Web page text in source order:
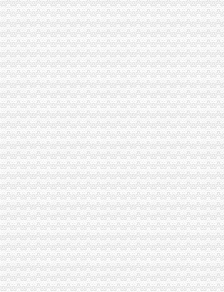
【图】沙坪坝火车站代理注册公司营业执照代理O_重庆工
《途牛发》浪游冲绳感受翡翠七海【多图】_冲绳游记_途牛
【暖秋】（完）我的霓虹国之旅（大阪京都东京）-游山玩水-大众点评
万事通（组图）_网易新闻
注册商标注册申请商标重庆商标注册代理-重庆58同城
万事通(图)_网易新闻
著作权登记代理软件登记代理重庆知识产权今题网
重庆商标转让：房营业执照出租-重庆爱问分类
东硕知识产权事务所专业代理版权登记著作权登记软件登记-一般商
石景山区卫生许可证代理法人变代办-直辖市北京经纪中介信息
银行信贷收紧生掮客：收佣金帮|中国资金管理网
注册顺德公司顺德工商登记代办勒流公司注册-广东佛山会计审计信息
万事通(组图)-搜狐滚动
90后未妈妈边哺乳边吸7月大女儿或染瘾吸民未妈
中国地方概览_中国网
万隆旅游商品交易中心市场推广操作手册-MBA智库文档
退还厂家_退还厂家/公司/退还供应商-阿里巴巴公司页
万隆旅游商品交易中心市场推广操作手册-138P.ppt全文免费在线看-免
万隆旅游商品交易中心市场推广操作手册（ppt138页）.ppt文档全文免
电话号码重庆重庆市4企业名录_企业信息
电话号码重庆重庆市4企业名录_企业信息
【求松树桥代办注册公司】_重庆列表网
【江门雕刻工艺品公司页_江门雕刻工艺品厂家大全】_顺企网
【图】江北红旗河沟松树桥工商注册代办注册公司登记代账会计_重庆
细数京城十大赏雪胜地-深圳国旅旅行社
新大果紫檀海关审价
【江门礼品工艺品公司页_江门礼品工艺品厂家大全】_第9页_顺企网
大寨公路大修工程、县道X237封家岭至城关公路改造工程等项目招标